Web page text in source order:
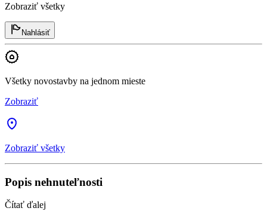
Zobraziť všetky
Nahlásiť
Všetky novostavby na jednom mieste
Zobraziť
Zobraziť všetky
Popis nehnuteľnosti
Čítať ďalej